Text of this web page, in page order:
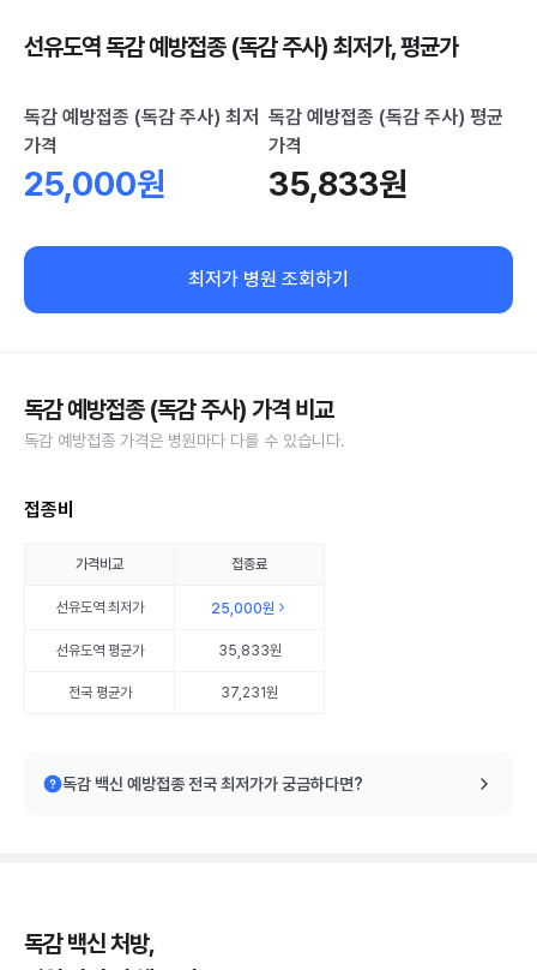
선유도역 독감 예방접종 (독감 주사) 최저가, 평균가
독감 예방접종 (독감 주사) 최저
가격
25,000원
독감 예방접종 (독감 주사) 평균
가격
35,833원
최저가 병원 조회하기
독감 예방접종 (독감 주사) 가격 비교
독감 예방접종 가격은 병원마다 다를 수 있습니다.
접종비
가격비교 접종료
선유도역최저가 25,000원
선유도역평균가 35,833원
전국 평균가 37,231원
독감 백신 예방접종 전국 최저가가 궁금하다면?
독감 백신 처방,